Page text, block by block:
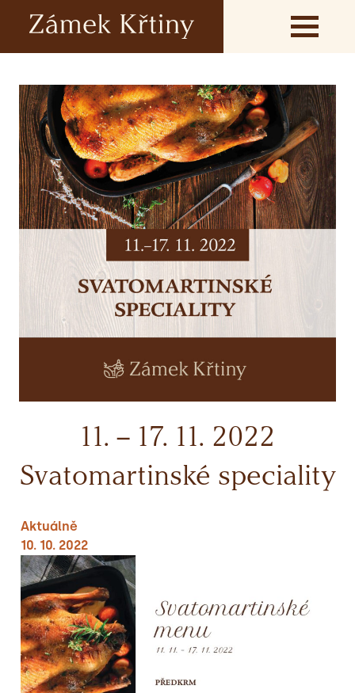
11. – 17. 11. 2022
Svatomartinské speciality
Aktuálně
10. 10. 2022